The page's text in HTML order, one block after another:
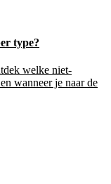
type?
welke niet-
wanneer je naar de